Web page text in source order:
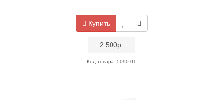
Купить
2 500р.
Код товара: 5090-01